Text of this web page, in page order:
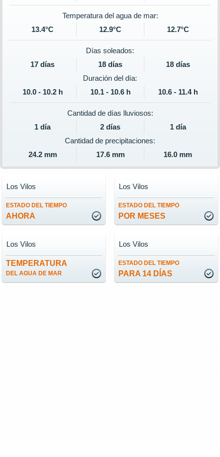
Temperatura del agua de mar:
13.4°C
12.9°C 12.7°C
Días soleados:
17 días
18 días
18 días
Duración del día:
10.0 - 10.2 h
10.1 - 10.6 h 10.6 - 11.4 h
Cantidad de días lluviosos:
1 día
2 días
1 día
Cantidad de precipitaciones:
24.2 mm
17.6 mm 16.0 mm
ESTADO DEL TIEMPO
AHORA
Los Vilos
ESTADO DEL TIEMPO
POR MESES
Los Vilos
TEMPERATURA
DEL AGUA DE MAR
Los Vilos
ESTADO DEL TIEMPO
PARA 14 DÍAS
Los Vilos